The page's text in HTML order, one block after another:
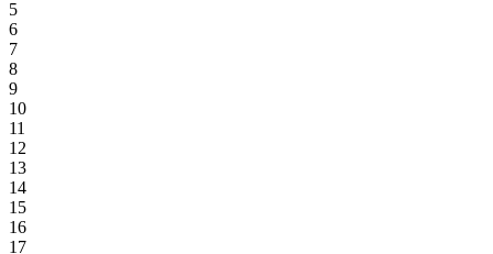
5
6
7
8
9
10
11
12
13
14
15
16
17